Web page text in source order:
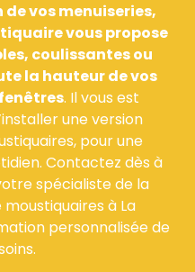
vos menuiseries,
vous propose
coulissantes ou
la hauteur de vos
. Il vous est
une version
pour une
Contactez dès à
spécialiste de la
à La
personnalisée de